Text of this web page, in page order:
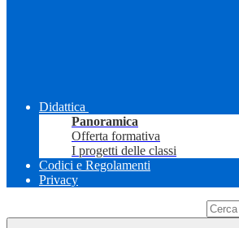
Didattica
Panoramica
Offerta formativa
I progetti delle classi
Codici e Regolamenti
Privacy